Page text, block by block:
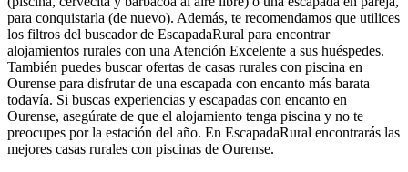
para conquistarla (de nuevo). Además, te recomendamos que utilices
los filtros del buscador de EscapadaRural para encontrar
alojamientos rurales con una Atención Excelente a sus huéspedes.
También puedes buscar ofertas de casas rurales con piscina en
Ourense para disfrutar de una escapada con encanto más barata
todavía. Si buscas experiencias y escapadas con encanto en
Ourense, asegúrate de que el alojamiento tenga piscina y no te
preocupes por la estación del año. En EscapadaRural encontrarás las
mejores casas rurales con piscinas de Ourense.